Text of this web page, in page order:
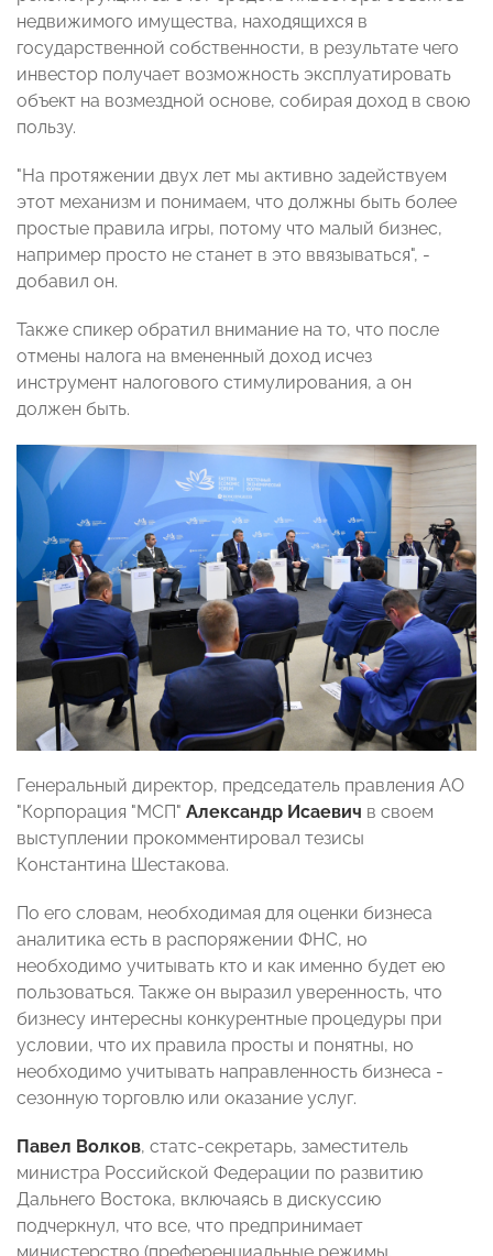
недвижимого имущества, находящихся в
государственной собственности, в результате чего
инвестор получает возможность эксплуатировать
объект на возмездной основе, собирая доход в свою
пользу.
"На протяжении двух лет мы активно задействуем
этот механизм и понимаем, что должны быть более
простые правила игры, потому что малый бизнес,
например просто не станет в это ввязываться", -
добавил он.
Также спикер обратил внимание на то, что после
отмены налога на вмененный доход исчез
инструмент налогового стимулирования, а он
должен быть.
Генеральный директор, председатель правления АО
"Корпорация "МСП" Александр Исаевич в своем
выступлении прокомментировал тезисы
Константина Шестакова.
По его словам, необходимая для оценки бизнеса
аналитика есть в распоряжении ФНС, но
необходимо учитывать кто и как именно будет ею
пользоваться. Также он выразил уверенность, что
бизнесу интересны конкурентные процедуры при
условии, что их правила просты и понятны, но
необходимо учитывать направленность бизнеса -
сезонную торговлю или оказание услуг.
Павел Волков, статс-секретарь, заместитель
министра Российской Федерации по развитию
Дальнего Востока, включаясь в дискуссию
подчеркнул, что все, что предпринимает